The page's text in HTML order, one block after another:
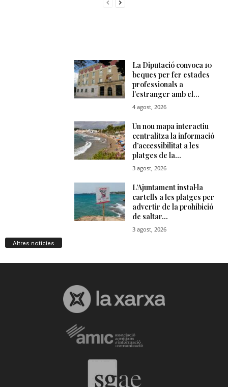
Altres notícies